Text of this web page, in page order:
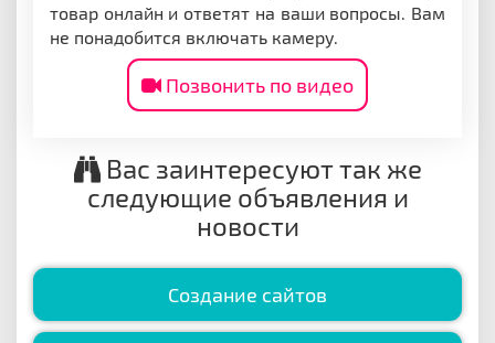
товар онлайн и ответят на ваши вопросы. Вам
не понадобится включать камеру.
Позвонить по видео
Вас заинтересуют так же
следующие объявления и
новости
Создание сайтов